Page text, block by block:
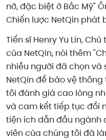
nở, đặc biệt ở Bắc Mỹ"
Chiến lược NetQin phát
Tiến sĩ Henry Yu Lin,
của NetQin, nói thêm
nhiều người đã chọn
NetQin để bảo vệ
tôi đánh giá cao lòng
và cam kết tiếp tục đổi
tiện ích dẫn đầu ngành
viên của chúng tôi đã